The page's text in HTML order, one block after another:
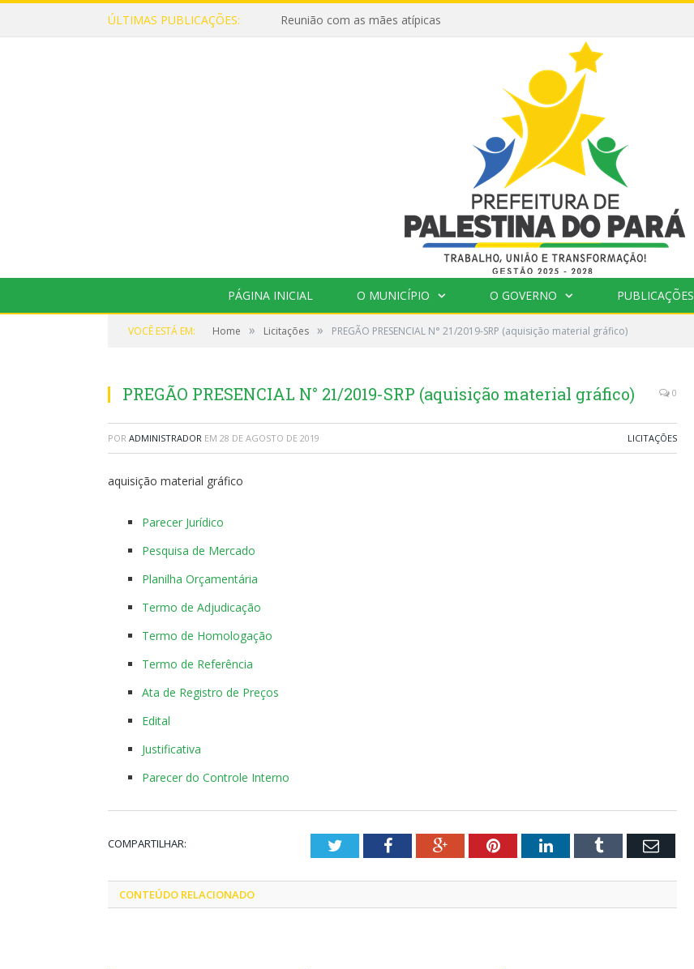
ÚLTIMAS PUBLICAÇÕES: Reunião com as mães atípicas
PÁGINA INICIAL O MUNICÍPIO O GOVERNO PUBLICAÇÕES
VOCÊ ESTÁ EM: Home » Licitações » PREGÃO PRESENCIAL N° 21/2019-SRP (aquisição material gráfico)
PREGÃO PRESENCIAL N° 21/2019-SRP (aquisição material gráfico) 0
POR ADMINISTRADOR EM 28 DE AGOSTO DE 2019 LICITAÇÕES
aquisição material gráfico
Parecer Jurídico
Pesquisa de Mercado
Planilha Orçamentária
Termo de Adjudicação
Termo de Homologação
Termo de Referência
Ata de Registro de Preços
Edital
Justificativa
Parecer do Controle Interno
COMPARTILHAR: TwitterFacebookGoogle+PinterestLinkedInTumblr Email
CONTEÚDO RELACIONADO